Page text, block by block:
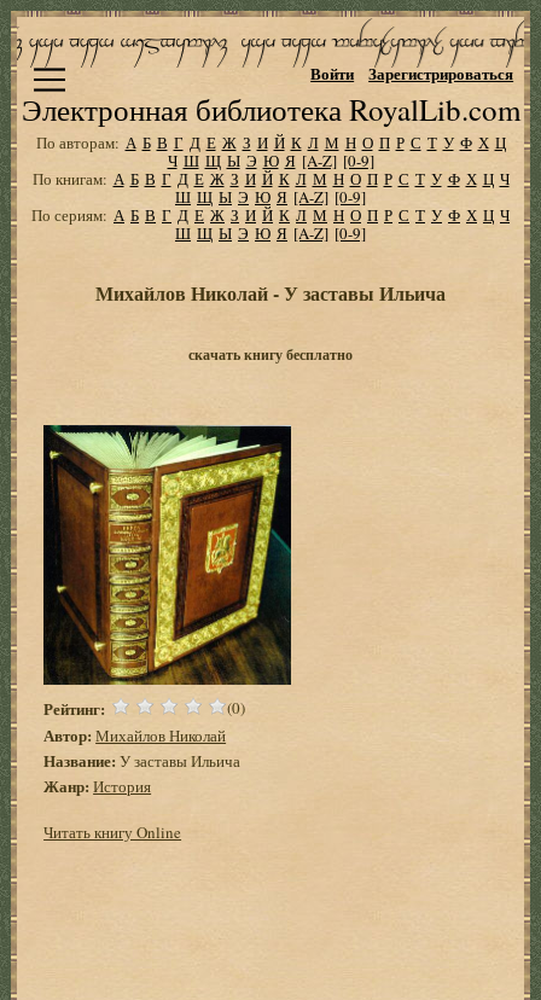
Электронная библиотека RoyalLib.com
Войти Зарегистрироваться
По авторам: А Б В Г Д Е Ж З И Й К Л М Н О П Р С Т У Ф Х Ц
Ч Ш Щ Ы Э Ю Я [A-Z] [0-9]
По книгам: А Б В Г Д Е Ж З И Й К Л М Н О П Р С Т У Ф Х Ц Ч
Ш Щ Ы Э Ю Я [A-Z] [0-9]
По сериям: А Б В Г Д Е Ж З И Й К Л М Н О П Р С Т У Ф Х Ц Ч
Ш Щ Ы Э Ю Я [A-Z] [0-9]
Михайлов Николай - У заставы Ильича
скачать книгу бесплатно
Рейтинг: (0)
Автор: Михайлов Николай
Название: У заставы Ильича
Жанр: История
Читать книгу Online